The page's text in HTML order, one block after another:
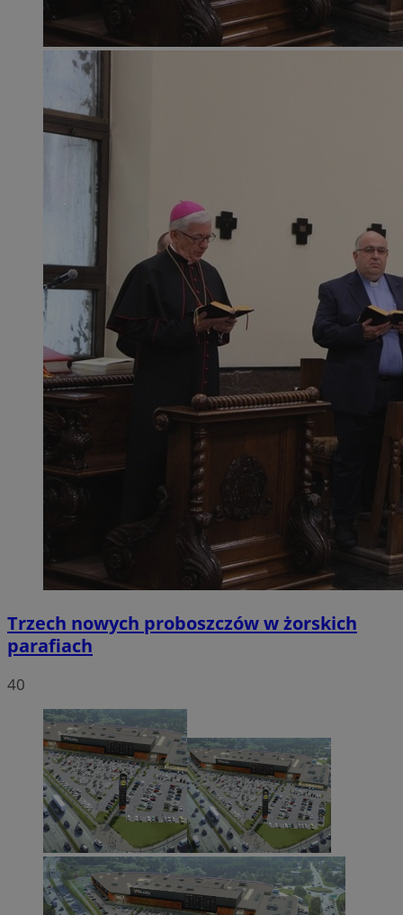
Trzech nowych proboszczów w żorskich
parafiach
40